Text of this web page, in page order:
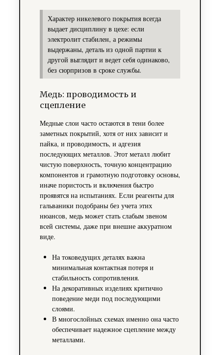
Характер никелевого покрытия всегда
выдает дисциплину в цехе: если
электролит стабилен, а режимы
выдержаны, деталь из одной партии к
другой выглядит и ведет себя одинаково,
без сюрпризов в сроке службы.
Медь: проводимость и
сцепление
Медные слои часто остаются в тени более
заметных покрытий, хотя от них зависит и
пайка, и проводимость, и адгезия
последующих металлов. Этот металл любит
чистую поверхность, точную концентрацию
компонентов и грамотную подготовку основы,
иначе пористость и включения быстро
проявятся на испытаниях. Если реагенты для
гальваники подобраны без учета этих
нюансов, медь может стать слабым звеном
всей системы, даже при внешне аккуратном
виде.
На токоведущих деталях важна
минимальная контактная потеря и
стабильность сопротивления.
На декоративных изделиях критично
поведение меди под последующими
слоями.
В многослойных схемах именно она часто
обеспечивает надежное сцепление между
металлами.